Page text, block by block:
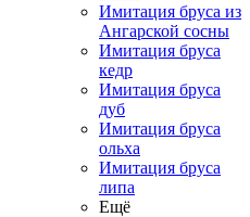
Имитация бруса из
Ангарской сосны
Имитация бруса
кедр
Имитация бруса
дуб
Имитация бруса
ольха
Имитация бруса
липа
Ещё